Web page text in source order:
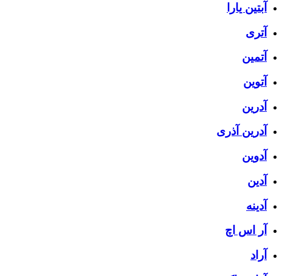
آبتین یارا
آتری
آتمین
آتوین
آدرین
آدرین آذری
آدوین
آدین
آدینه
آر اس اچ
آراد